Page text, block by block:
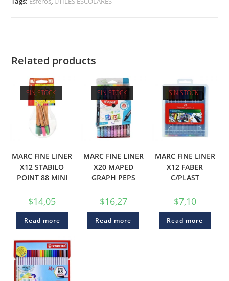
Related products
SIN STOCK
MARC FINE LINER
X12 STABILO
POINT 88 MINI
$14,05
Read more
SIN STOCK
MARC FINE LINER
X20 MAPED
GRAPH PEPS
$16,27
Read more
SIN STOCK
MARC FINE LINER
X12 FABER
C/PLAST
$7,10
Read more